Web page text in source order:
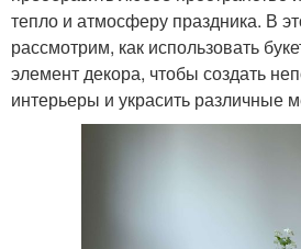
тепло и атмосферу праздника. В
рассмотрим, как использовать
элемент декора, чтобы создать
интерьеры и украсить различные